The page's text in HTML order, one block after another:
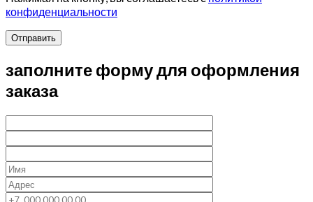
конфиденциальности
Отправить
заполните форму для оформления
заказа